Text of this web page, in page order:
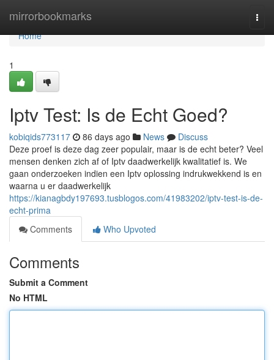
mirrorbookmarks
Home
Home
1
Iptv Test: Is de Echt Goed?
kobiqids773117 86 days ago News
Discuss
Deze proef is deze dag zeer populair, maar is de echt beter? Veel
mensen denken zich af of Iptv daadwerkelijk kwalitatief is. We
gaan onderzoeken indien een Iptv oplossing indrukwekkend is en
waarna u er daadwerkelijk
https://kianagbdy197693.tusblogos.com/41983202/iptv-test-is-de-
echt-prima
Comments
Who Upvoted
Comments
Submit a Comment
No HTML